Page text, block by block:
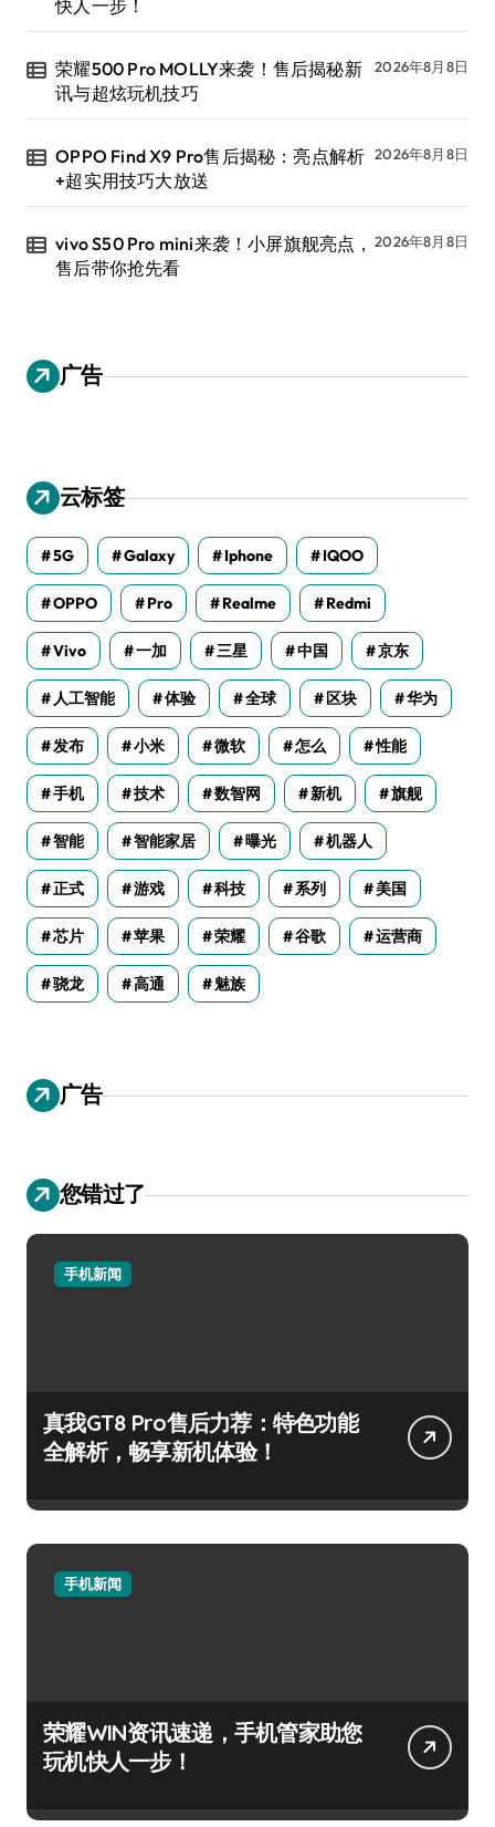
快人一步！
荣耀500 Pro MOLLY来袭！售后揭秘新
讯与超炫玩机技巧
2026年8月8日
OPPO Find X9 Pro售后揭秘：亮点解析
+超实用技巧大放送
2026年8月8日
vivo S50 Pro mini来袭！小屏旗舰亮点，
售后带你抢先看
2026年8月8日
广告
云标签
5G Galaxy Iphone IQOO
OPPO Pro Realme Redmi
Vivo 一加 三星 中国 京东
人工智能 体验 全球 区块 华为
发布 小米 微软 怎么 性能
手机 技术 数智网 新机 旗舰
智能 智能家居 曝光 机器人
正式 游戏 科技 系列 美国
芯片 苹果 荣耀 谷歌 运营商
骁龙 高通 魅族
广告
您错过了
手机新闻
真我GT8 Pro售后力荐：特色功能
全解析，畅享新机体验！
手机新闻
荣耀WIN资讯速递，手机管家助您
玩机快人一步！